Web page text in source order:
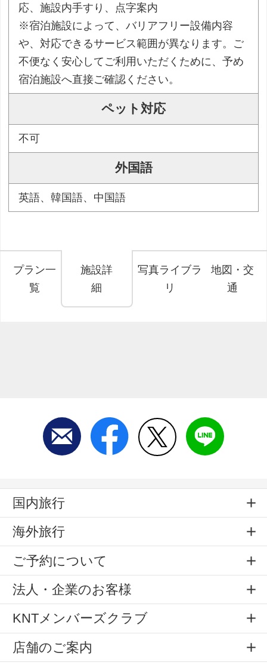
応、施設内手すり、点字案内
※宿泊施設によって、バリアフリー設備内容
や、対応できるサービス範囲が異なります。ご
不便なく安心してご利用いただくために、予め
宿泊施設へ直接ご確認ください。
ペット対応
不可
外国語
英語、韓国語、中国語
プラン一
覧
施設詳
細
写真ライブラ
リ
地図・交
通
国内旅行
海外旅行
ご予約について
法人・企業のお客様
KNTメンバーズクラブ
店舗のご案内